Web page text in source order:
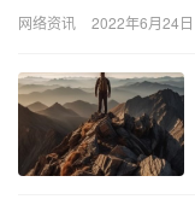
果和安…
网络资讯 2022年6月24日